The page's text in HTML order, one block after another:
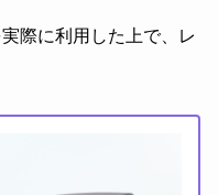
際に利用した上で、レ